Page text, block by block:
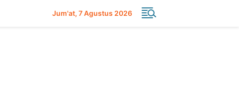
Jum'at 7 Agustus 2026